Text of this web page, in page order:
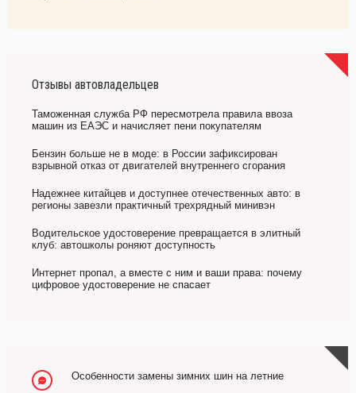
Отзывы автовладельцев
Таможенная служба РФ пересмотрела правила ввоза
машин из ЕАЭС и начисляет пени покупателям
Бензин больше не в моде: в России зафиксирован
взрывной отказ от двигателей внутреннего сгорания
Надежнее китайцев и доступнее отечественных авто: в
регионы завезли практичный трехрядный минивэн
Водительское удостоверение превращается в элитный
клуб: автошколы роняют доступность
Интернет пропал, а вместе с ним и ваши права: почему
цифровое удостоверение не спасает
Особенности замены зимних шин на летние